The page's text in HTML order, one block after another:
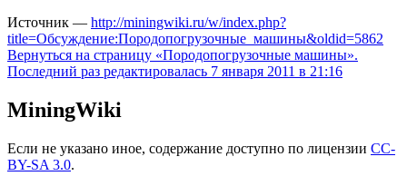
Источник — http://miningwiki.ru/w/index.php?
title=Обсуждение:Породопогрузочные_машины&oldid=5862
Вернуться на страницу «Породопогрузочные машины».
Последний раз редактировалась 7 января 2011 в 21:16
MiningWiki
Если не указано иное, содержание доступно по лицензии CC-
BY-SA 3.0.